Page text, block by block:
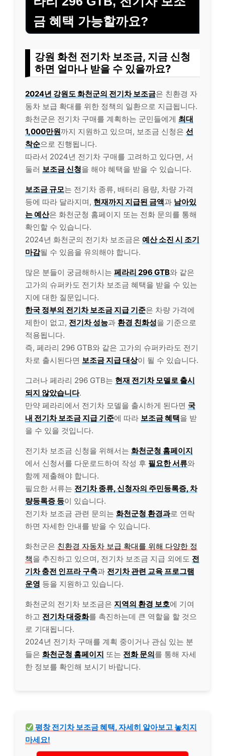
금 혜택 가능할까요?
강원 화천 전기차 보조금, 지금 신청
하면 얼마나 받을 수 있을까요?
2024년 강원도 화천군의 전기차 보조금은 친환경 자
동차 보급 확대를 위한 정책의 일환으로 지급됩니다.
화천군은 전기차 구매를 계획하는 군민들에게 최대
1,000만원까지 지원하고 있으며, 보조금 신청은 선
착순으로 진행됩니다.
따라서 2024년 전기차 구매를 고려하고 있다면, 서
둘러 보조금 신청을 해야 혜택을 받을 수 있습니다.
보조금 규모는 전기차 종류, 배터리 용량, 차량 가격
등에 따라 달라지며, 현재까지 지급된 금액과 남아있
는 예산은 화천군청 홈페이지 또는 전화 문의를 통해
확인할 수 있습니다.
2024년 화천군의 전기차 보조금은 예산 소진 시 조기
마감될 수 있음을 유의해야 합니다.
많은 분들이 궁금해하시는 페라리 296 GTB와 같은
고가의 슈퍼카도 전기차 보조금 혜택을 받을 수 있는
지에 대한 질문입니다.
한국 정부의 전기차 보조금 지급 기준은 차량 가격에
제한이 없고, 전기차 성능과 환경 친화성을 기준으로
적용됩니다.
즉, 페라리 296 GTB와 같은 고가의 슈퍼카라도 전기
차로 출시된다면 보조금 지급 대상이 될 수 있습니다.
그러나 페라리 296 GTB는 현재 전기차 모델로 출시
되지 않았습니다.
만약 페라리에서 전기차 모델을 출시하게 된다면 국
내 전기차 보조금 지급 기준에 따라 보조금 혜택을 받
을 수 있을 것입니다.
전기차 보조금 신청을 위해서는 화천군청 홈페이지
에서 신청서를 다운로드하여 작성 후 필요한 서류와
함께 제출해야 합니다.
필요한 서류는 전기차 종류, 신청자의 주민등록증, 차
량등록증 등이 있습니다.
전기차 보조금 관련 문의는 화천군청 환경과로 연락
하면 자세한 안내를 받을 수 있습니다.
화천군은 친환경 자동차 보급 확대를 위해 다양한 정
책을 추진하고 있으며, 전기차 보조금 지급 외에도 전
기차 충전 인프라 구축과 전기차 관련 교육 프로그램
운영 등을 지원하고 있습니다.
화천군의 전기차 보조금은 지역의 환경 보호에 기여
하고 전기차 대중화를 촉진하는데 큰 역할을 할 것으
로 기대됩니다.
2024년 전기차 구매를 계획 중이거나 관심 있는 분
들은 화천군청 홈페이지 또는 전화 문의를 통해 자세
한 정보를 확인해 보시기 바랍니다.
평창 전기차 보조금 혜택, 자세히 알아보고 놓치지
마세요!